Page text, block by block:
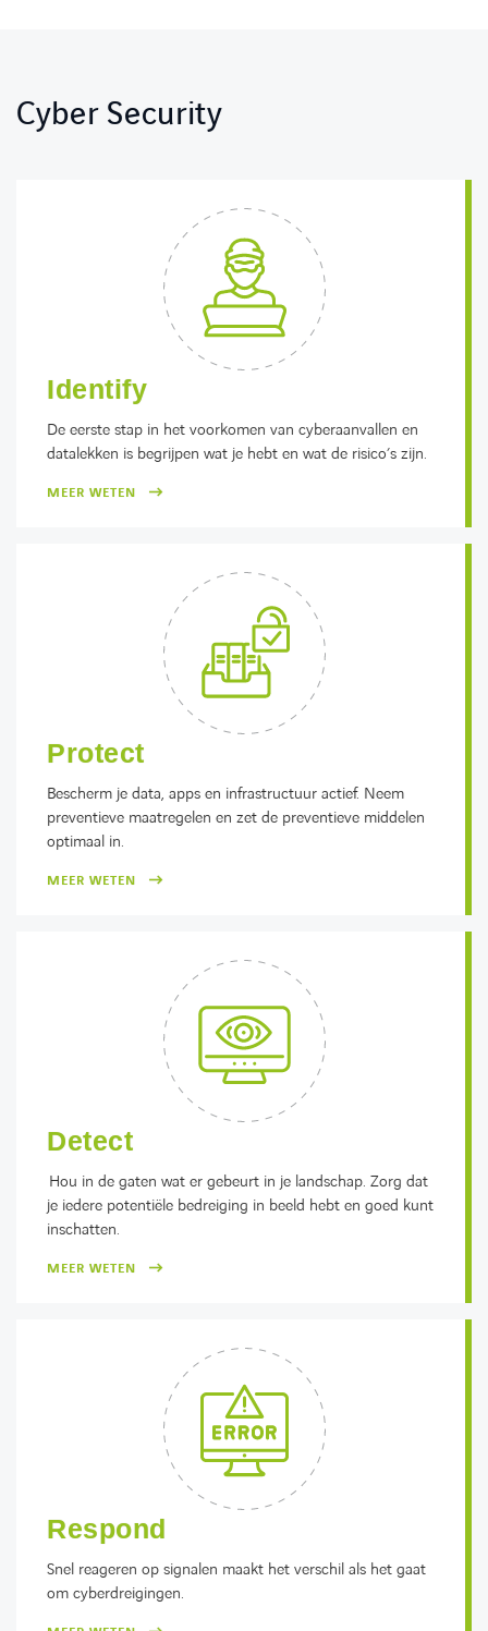
Cyber Security
Identify
De eerste stap in het voorkomen van cyberaanvallen en
datalekken is begrijpen wat je hebt en wat de risico’s zijn.
MEER WETEN
Protect
Bescherm je data, apps en infrastructuur actief. Neem
preventieve maatregelen en zet de preventieve middelen
optimaal in.
MEER WETEN
Detect
Hou in de gaten wat er gebeurt in je landschap. Zorg dat
je iedere potentiële bedreiging in beeld hebt en goed kunt
inschatten.
MEER WETEN
Respond
Snel reageren op signalen maakt het verschil als het gaat
om cyberdreigingen.